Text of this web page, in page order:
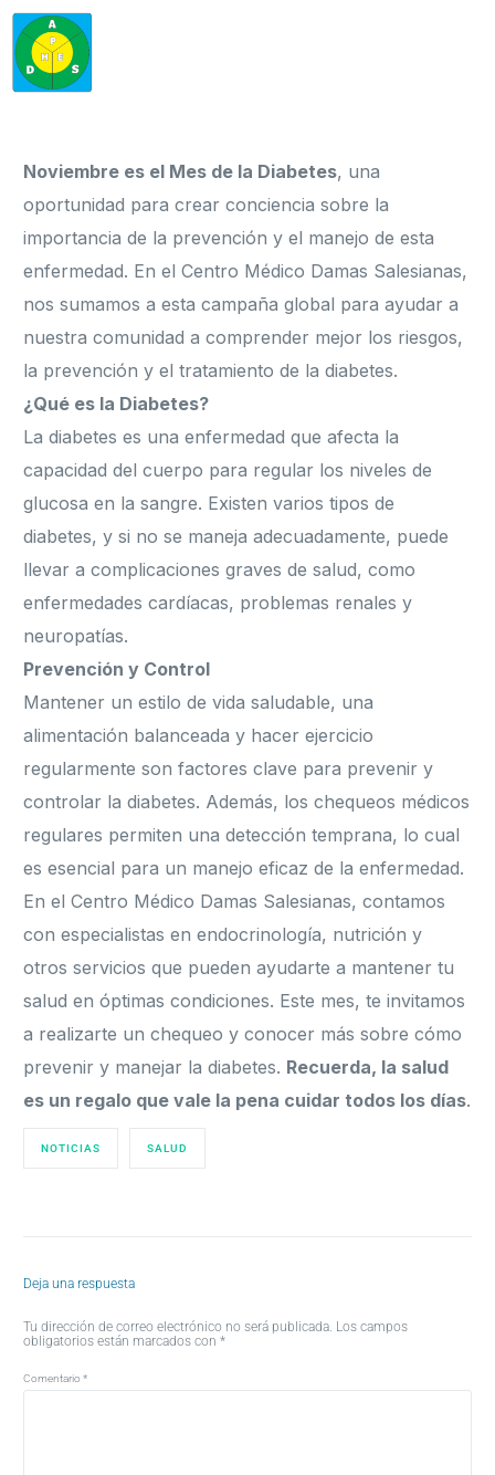
Noviembre es el Mes de la Diabetes, una
oportunidad para crear conciencia sobre la
importancia de la prevención y el manejo de esta
enfermedad. En el Centro Médico Damas Salesianas,
nos sumamos a esta campaña global para ayudar a
nuestra comunidad a comprender mejor los riesgos,
la prevención y el tratamiento de la diabetes.
¿Qué es la Diabetes?
La diabetes es una enfermedad que afecta la
capacidad del cuerpo para regular los niveles de
glucosa en la sangre. Existen varios tipos de
diabetes, y si no se maneja adecuadamente, puede
llevar a complicaciones graves de salud, como
enfermedades cardíacas, problemas renales y
neuropatías.
Prevención y Control
Mantener un estilo de vida saludable, una
alimentación balanceada y hacer ejercicio
regularmente son factores clave para prevenir y
controlar la diabetes. Además, los chequeos médicos
regulares permiten una detección temprana, lo cual
es esencial para un manejo eficaz de la enfermedad.
En el Centro Médico Damas Salesianas, contamos
con especialistas en endocrinología, nutrición y
otros servicios que pueden ayudarte a mantener tu
salud en óptimas condiciones. Este mes, te invitamos
a realizarte un chequeo y conocer más sobre cómo
prevenir y manejar la diabetes. Recuerda, la salud
es un regalo que vale la pena cuidar todos los días.
NOTICIAS SALUD
Deja una respuesta
Tu dirección de correo electrónico no será publicada. Los campos
obligatorios están marcados con*
Comentario*